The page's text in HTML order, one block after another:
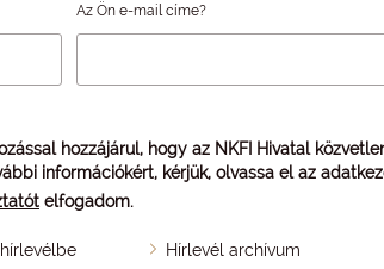
Az Ön e-mail címe?
hozzájárul, hogy az NKFI Hivatal
információkért, kérjük, olvassa el az
elfogadom.
Hírlevél archívum